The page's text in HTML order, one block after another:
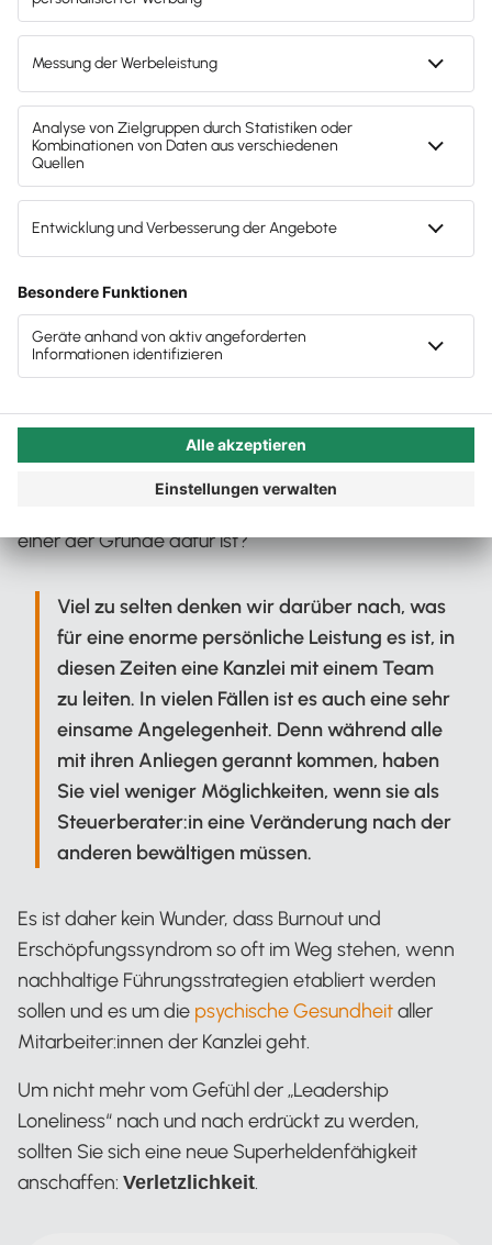
wiederzufinden. Leadership Loneliness kennen wir
alle als „an der Spitze ist es einsam“. Was können
Sie tun, wenn es Ihnen damit nicht (mehr) gut geht?
Autor:in: Carola Heine
Veröffentlicht:17.10.2022
Kategorie:
Leadership Loneliness zu
gewohnten Alleingang nicht
gelingen
Wohin geht man als Chef oder Chefin einer
Steuerkanzlei, wenn alle immerzu etwas von einem
wollen? Was tun, wenn der Boden des Arbeitsbergs
einer der Gründe dafür ist?
Viel zu selten denken wir darüber nach, was
für eine enorme persönliche Leistung es ist, in
diesen Zeiten eine Kanzlei mit einem Team
zu leiten. In vielen Fällen ist es auch eine sehr
einsame Angelegenheit. Denn während alle
mit ihren Anliegen gerannt kommen, haben
Sie viel weniger Möglichkeiten, wenn sie als
Steuerberater:in eine Veränderung nach der
anderen bewältigen müssen.
Es ist daher kein Wunder, dass Burnout und
Erschöpfungssyndrom so oft im Weg stehen, wenn
nachhaltige Führungsstrategien etabliert werden
sollen und es um die psychische Gesundheitaller
Mitarbeiter:innen der Kanzlei geht.
Um nicht mehr vom Gefühl der „Leadership
Loneliness“ nach und nach erdrückt zu werden,
sollten Sie sich eine neue Superheldenfähigkeit
anschaffen: Verletzlichkeit.